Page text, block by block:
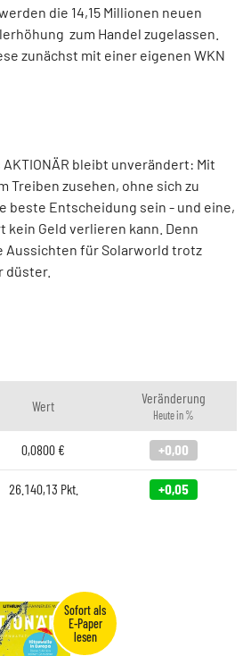
die 14,15 Millionen neuen
zum Handel zugelassen.
zunächst mit einer eigenen WKN
bleibt unverändert: Mit
Treiben zusehen, ohne sich zu
beste Entscheidung sein - und eine,
kein Geld verlieren kann. Denn
Aussichten für Solarworld trotz
düster.
Wert Veränderung
Heute in %
0,0800 € +0,00
26.140,13 Pkt. +0,05